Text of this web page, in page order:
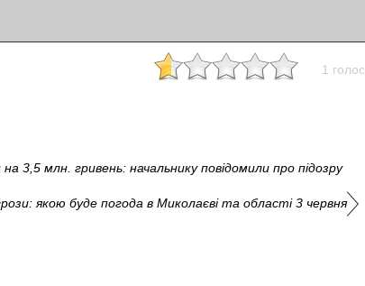
1 голос
3,5 млн. гривень: начальнику повідомили про підозру
якою буде погода в Миколаєві та області 3 червня